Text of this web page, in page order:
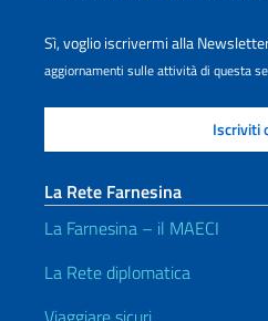
Sì, voglio iscrivermi alla
aggiornamenti sulle attività di questa
La Rete Farnesina
La Farnesina – il MAECI
La Rete diplomatica